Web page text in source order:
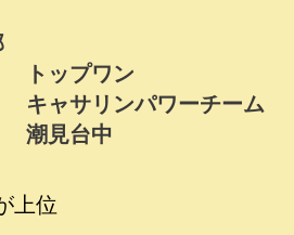
ップワン
ャサリンパワーチーム
見台中
上位